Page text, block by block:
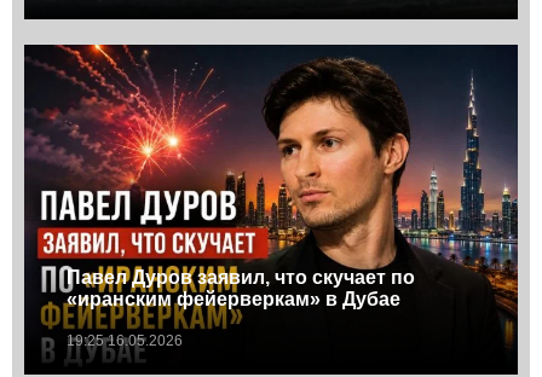
Павел Дуров заявил, что скучает по
«иранским фейерверкам» в Дубае
19:25 16.05.2026